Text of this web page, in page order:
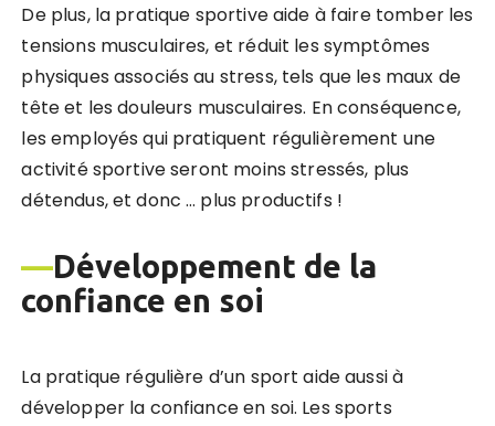
De plus, la pratique sportive aide à faire tomber les
tensions musculaires, et réduit les symptômes
physiques associés au stress, tels que les maux de
tête et les douleurs musculaires. En conséquence,
les employés qui pratiquent régulièrement une
activité sportive seront moins stressés, plus
détendus, et donc … plus productifs !
—Développement de la
confiance en soi
La pratique régulière d’un sport aide aussi à
développer la confiance en soi. Les sports